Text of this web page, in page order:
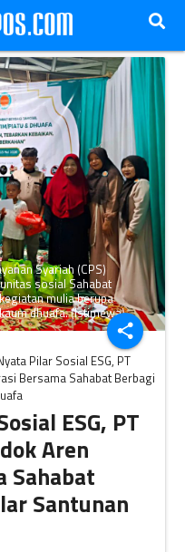
share
Syariah (CPS)
sosial Sahabat
mulia berupa
dhuafa. (Istimewa)
Pilar Sosial ESG, PT
Bersama Sahabat Berbagi
ESG, PT
Aren
Sahabat
Santunan